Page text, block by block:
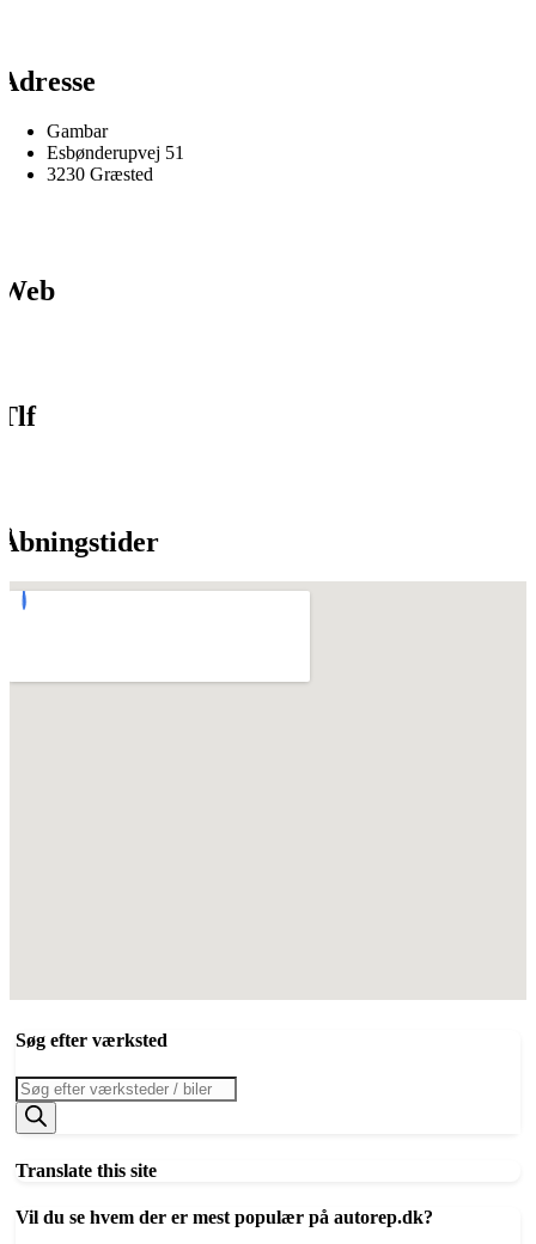
Gambar
Esbønderupvej 51
3230 Græsted
Søg efter værksted
Products
search
Translate this site
Vil du se hvem der er mest populær på autorep.dk?